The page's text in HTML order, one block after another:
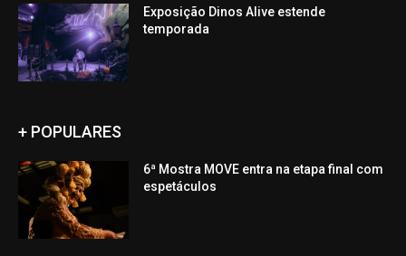
Exposição Dinos Alive estende
temporada
+ POPULARES
6ª Mostra MOVE entra na etapa final com
espetáculos